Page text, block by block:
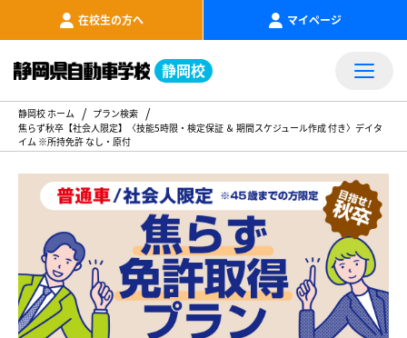
在校生の方へ マイページ
静岡校
静岡校 ホーム
プラン検索
焦らず秋卒【社会人限定】〈技能5時限・検定保証 ＆ 期間スケジュール作成 付き〉デイタ
イム ※所持免許 なし・原付